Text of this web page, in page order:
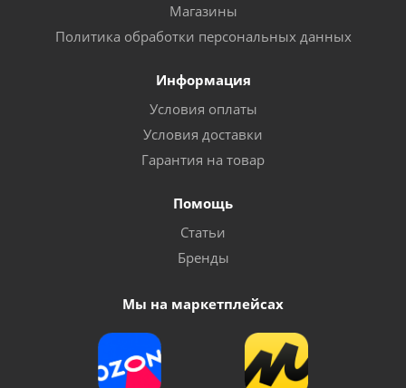
Магазины
Политика обработки персональных данных
Информация
Условия оплаты
Условия доставки
Гарантия на товар
Помощь
Статьи
Бренды
Мы на маркетплейсах